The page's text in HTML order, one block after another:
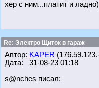
хер с ним...платит и
Re: Электро Щиток в гараж
Автор: KAPER
Дата: 31-08-23 01:18
s@nches писал: